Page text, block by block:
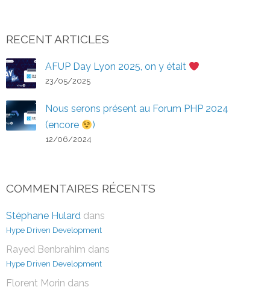
RECENT ARTICLES
AFUP Day Lyon 2025, on y était
23/05/2025
Nous serons présent au Forum PHP 2024
(encore
)
12/06/2024
COMMENTAIRES RÉCENTS
Stéphane Hulard dans
Hype Driven Development
Rayed Benbrahim dans
Hype Driven Development
Florent Morin dans